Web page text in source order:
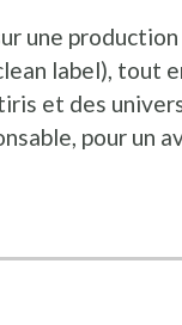
une
label), tout
et des
pour un